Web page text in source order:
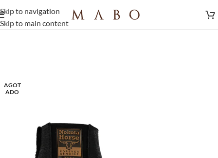
Skip to navigation
Skip to main content
AGOT
ADO